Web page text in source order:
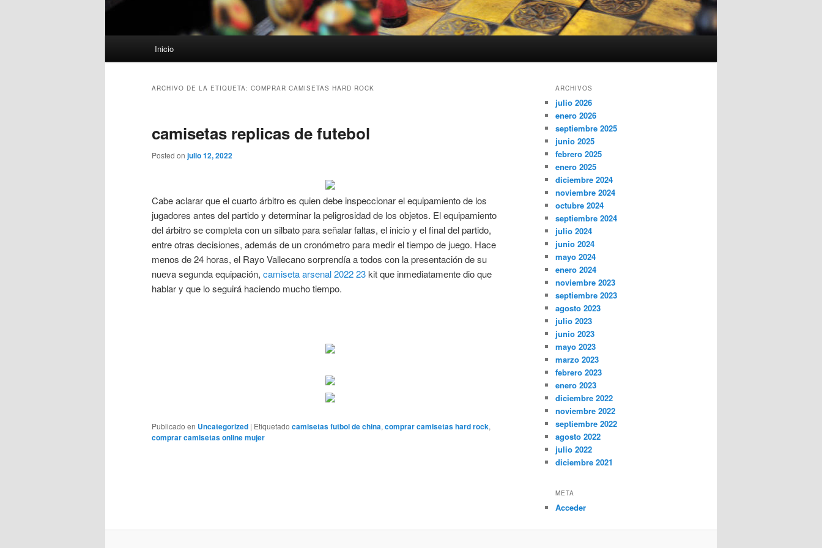
Inicio
ARCHIVO DE LA ETIQUETA: COMPRAR CAMISETAS HARD ROCK
camisetas replicas de futebol
Posted on julio 12, 2022
Cabe aclarar que el cuarto árbitro es quien debe inspeccionar el equipamiento de los
jugadores antes del partido y determinar la peligrosidad de los objetos. El equipamiento
del árbitro se completa con un silbato para señalar faltas, el inicio y el final del partido,
entre otras decisiones, además de un cronómetro para medir el tiempo de juego. Hace
menos de 24 horas, el Rayo Vallecano sorprendía a todos con la presentación de su
nueva segunda equipación, camiseta arsenal 2022 23kit que inmediatamente dio que
hablar y que lo seguirá haciendo mucho tiempo.
Publicado en Uncategorized | Etiquetado camisetas futbol de china, comprar camisetas hard rock,
comprar camisetas online mujer
ARCHIVOS
julio 2026
enero 2026
septiembre 2025
junio 2025
febrero 2025
enero 2025
diciembre 2024
noviembre 2024
octubre 2024
septiembre 2024
julio 2024
junio 2024
mayo 2024
enero 2024
noviembre 2023
septiembre 2023
agosto 2023
julio 2023
junio 2023
mayo 2023
marzo 2023
febrero 2023
enero 2023
diciembre 2022
noviembre 2022
septiembre 2022
agosto 2022
julio 2022
diciembre 2021
META
Acceder